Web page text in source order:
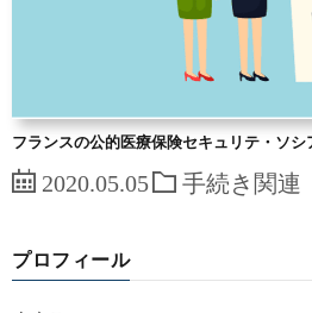
フランスの公的医療保険セキュリテ・ソシ
2020.05.05 手続き関連
プロフィール